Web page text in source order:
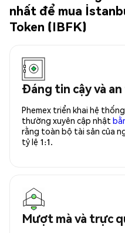
nhất để mua
Token (IBFK)
Đáng tin cậy và
Phemex triển khai hệ
thường xuyên cập nhật
rằng toàn bộ tài sản của
tỷ lệ 1:1.
Mượt mà và trực